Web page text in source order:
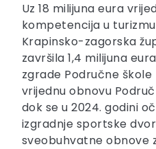
Uz 18 milijuna eura
kompetencija u
Krapinsko-zagorska
završila 1,4 milijuna
zgrade Područne
vrijednu obnovu
dok se u 2024. godini
izgradnje sportske
sveobuhvatne obnove